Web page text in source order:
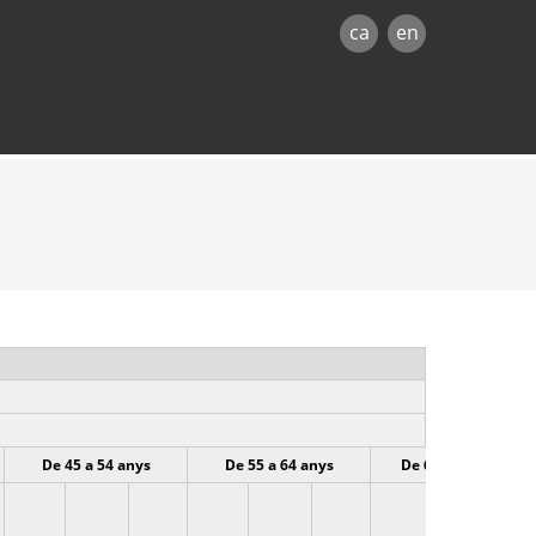
ca en
De 45 a 54 anys De 55 a 64 anys De 65 anys o més